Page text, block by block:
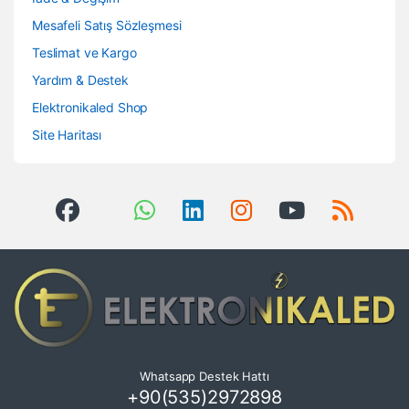
Mesafeli Satış Sözleşmesi
Teslimat ve Kargo
Yardım & Destek
Elektronikaled Shop
Site Haritası
Whatsapp Destek Hattı
+90(535)2972898